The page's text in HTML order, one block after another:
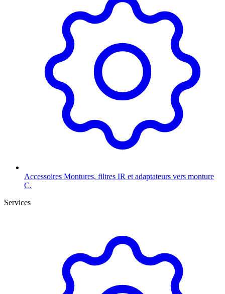
Accessoires Montures, filtres IR et adaptateurs vers monture
C.
Services